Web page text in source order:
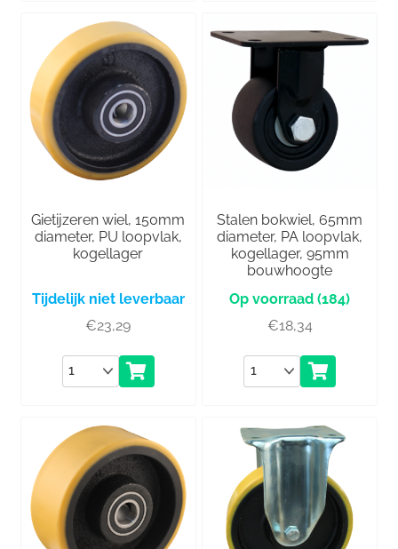
Gietijzeren wiel, 150mm
diameter, PU loopvlak,
kogellager
Tijdelijk niet leverbaar
€23,29
Aantal
Stalen bokwiel, 65mm
diameter, PA loopvlak,
kogellager, 95mm
bouwhoogte
(184)
€18,34
Aantal